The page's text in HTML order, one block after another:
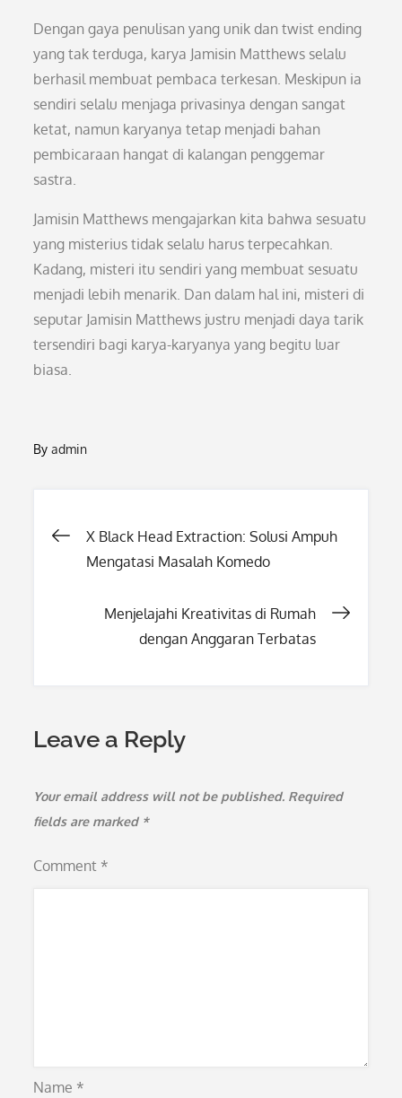
Dengan gaya penulisan yang unik dan twist ending
yang tak terduga, karya Jamisin Matthews selalu
berhasil membuat pembaca terkesan. Meskipun ia
sendiri selalu menjaga privasinya dengan sangat
ketat, namun karyanya tetap menjadi bahan
pembicaraan hangat di kalangan penggemar
sastra.
Jamisin Matthews mengajarkan kita bahwa sesuatu
yang misterius tidak selalu harus terpecahkan.
Kadang, misteri itu sendiri yang membuat sesuatu
menjadi lebih menarik. Dan dalam hal ini, misteri di
seputar Jamisin Matthews justru menjadi daya tarik
tersendiri bagi karya-karyanya yang begitu luar
biasa.
Byadmin
Post
X Black Head Extraction: Solusi Ampuh
Mengatasi Masalah Komedo
Menjelajahi Kreativitas di Rumah
dengan Anggaran Terbatas
Leave a Reply
Your email address will not be published. Required
fields are marked *
Comment *
Name *